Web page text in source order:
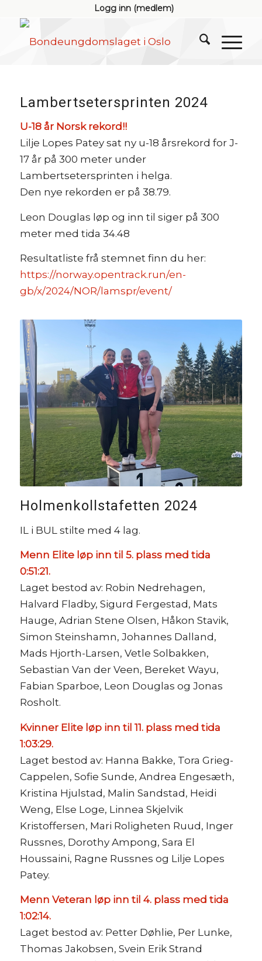
Logg inn (medlem)
Lambertsetersprinten 2024
U-18 år Norsk rekord!!
Lilje Lopes Patey sat ny u-18 årsrekord for J-
17 år på 300 meter under
Lambertsetersprinten i helga.
Den nye rekorden er på 38.79.
Leon Douglas løp og inn til siger på 300
meter med tida 34.48
Resultatliste frå stemnet finn du her:
https://norway.opentrack.run/en-
gb/x/2024/NOR/lamspr/event/
Holmenkollstafetten 2024
IL i BUL stilte med 4 lag.
Menn Elite løp inn til 5. plass med tida
0:51:21.
Laget bestod av: Robin Nedrehagen,
Halvard Fladby, Sigurd Fergestad, Mats
Hauge, Adrian Stene Olsen, Håkon Stavik,
Simon Steinshamn, Johannes Dalland,
Mads Hjorth-Larsen, Vetle Solbakken,
Sebastian Van der Veen, Bereket Wayu,
Fabian Sparboe, Leon Douglas og Jonas
Rosholt.
Kvinner Elite løp inn til 11. plass med tida
1:03:29.
Laget bestod av: Hanna Bakke, Tora Grieg-
Cappelen, Sofie Sunde, Andrea Engesæth,
Kristina Hjulstad, Malin Sandstad, Heidi
Weng, Else Loge, Linnea Skjelvik
Kristoffersen, Mari Roligheten Ruud, Inger
Russnes, Dorothy Ampong, Sara El
Houssaini, Ragne Russnes og Lilje Lopes
Patey.
Menn Veteran løp inn til 4. plass med tida
1:02:14.
Laget bestod av: Petter Døhlie, Per Lunke,
Thomas Jakobsen, Svein Erik Strand